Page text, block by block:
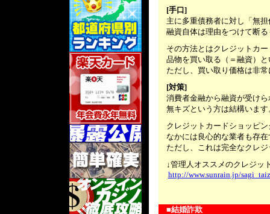
[手口]
主に多重債務者に対し「無担
融資自体は理由をつけて断る
その方法とはクレジットカー
品物を買い取る（＝融資）と
ただし、買い取り価格は非常
[対策]
消費者金融から融資が受けら
無キズという方は結構います
クレジットカードショッピン
なかには良心的な業者も存在
ただし、これは完全なクレジ
↓管理人オススメのクレジッ
http://www.sunrain.jp/
■結婚詐欺